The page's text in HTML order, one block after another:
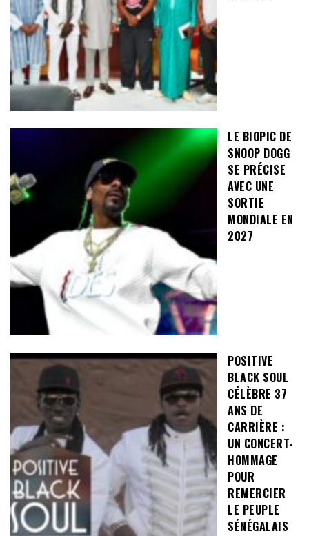
LE BIOPIC DE
SNOOP DOGG
SE PRÉCISE
AVEC UNE
SORTIE
MONDIALE EN
2027
POSITIVE
BLACK SOUL
CÉLÈBRE 37
ANS DE
CARRIÈRE :
UN CONCERT-
HOMMAGE
POUR
REMERCIER
LE PEUPLE
SÉNÉGALAIS